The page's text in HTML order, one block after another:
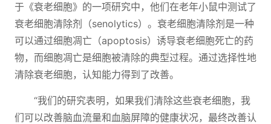
于《衰老细胞》的一项研究中，他们在老年小鼠中测试了
衰老细胞清除剂（senolytics）。衰老细胞清除剂是一种
可以通过细胞凋亡（apoptosis）诱导衰老细胞死亡的药
物，而细胞凋亡是细胞被清除的典型过程。通过选择性地
清除衰老细胞，认知能力得到了改善。
“我们的研究表明，如果我们清除这些衰老细胞，我
们可以改善脑血流量和血脑屏障的健康状况，最终改善认